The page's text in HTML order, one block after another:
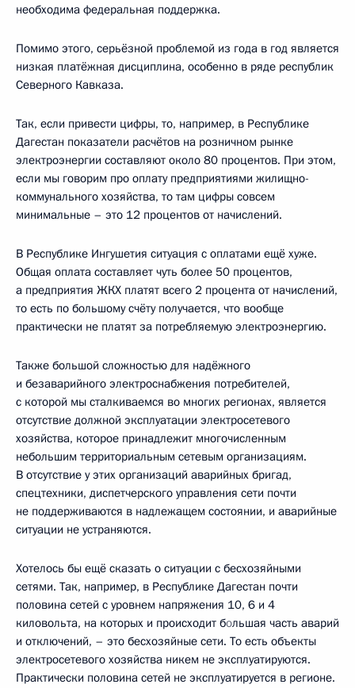
необходима федеральная поддержка.
Помимо этого, серьёзной проблемой из года в год является
низкая платёжная дисциплина, особенно в ряде республик
Северного Кавказа.
Так, если привести цифры, то, например, в Республике
Дагестан показатели расчётов на розничном рынке
электроэнергии составляют около 80 процентов. При этом,
если мы говорим про оплату предприятиями жилищно-
коммунального хозяйства, то там цифры совсем
минимальные – это 12 процентов от начислений.
В Республике Ингушетия ситуация с оплатами ещё хуже.
Общая оплата составляет чуть более 50 процентов,
а предприятия ЖКХ платят всего 2 процента от начислений,
то есть по большому счёту получается, что вообще
практически не платят за потребляемую электроэнергию.
Также большой сложностью для надёжного
и безаварийного электроснабжения потребителей,
с которой мы сталкиваемся во многих регионах, является
отсутствие должной эксплуатации электросетевого
хозяйства, которое принадлежит многочисленным
небольшим территориальным сетевым организациям.
В отсутствие у этих организаций аварийных бригад,
спецтехники, диспетчерского управления сети почти
не поддерживаются в надлежащем состоянии, и аварийные
ситуации не устраняются.
Хотелось бы ещё сказать о ситуации с бесхозяйными
сетями. Так, например, в Республике Дагестан почти
половина сетей с уровнем напряжения 10, 6 и 4
киловольта, на которых и происходит большая часть аварий
и отключений, – это бесхозяйные сети. То есть объекты
электросетевого хозяйства никем не эксплуатируются.
Практически половина сетей не эксплуатируется в регионе.